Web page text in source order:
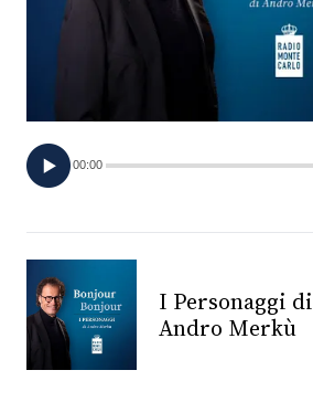
TV
PRINCIPATO
MONACO
RMC
CONSIGLIA
00:00
I Personaggi di
Andro Merkù